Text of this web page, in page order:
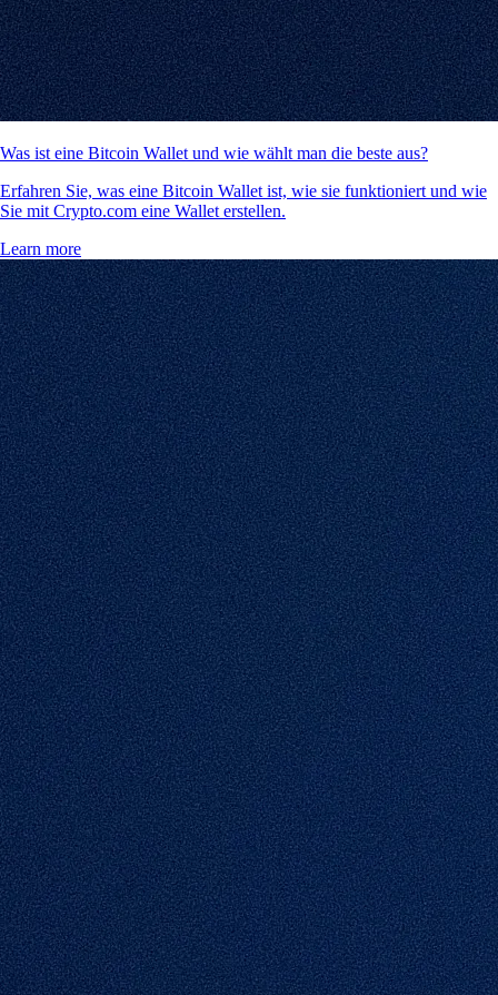
Was ist eine Bitcoin Wallet und wie wählt man die beste aus?
Erfahren Sie, was eine Bitcoin Wallet ist, wie sie funktioniert und wie
Sie mit Crypto.com eine Wallet erstellen.
Learn more